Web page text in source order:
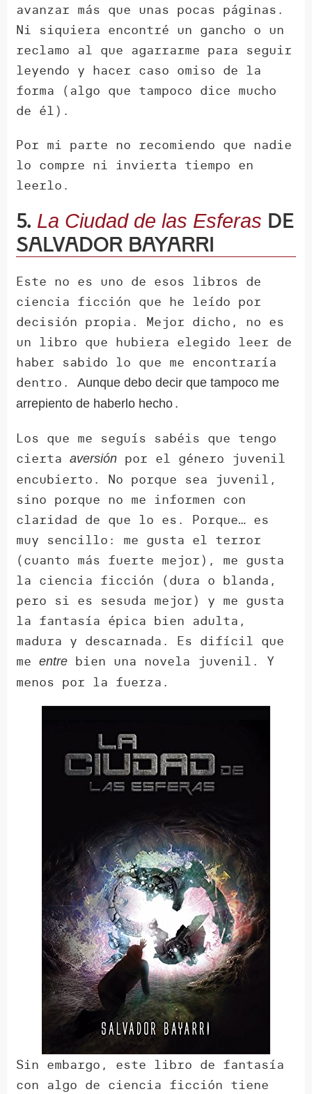
avanzar más que unas pocas páginas.
Ni siquiera encontré un gancho o un
reclamo al que agarrarme para seguir
leyendo y hacer caso omiso de la
forma (algo que tampoco dice mucho
de él).
Por mi parte no recomiendo que nadie
lo compre ni invierta tiempo en
leerlo.
5. La Ciudad de las Esferas de
Salvador Bayarri
Este no es uno de esos libros de
ciencia ficción que he leído por
decisión propia. Mejor dicho, no es
un libro que hubiera elegido leer de
haber sabido lo que me encontraría
dentro.Aunque debo decir que tampoco me
arrepiento de haberlo hecho .
Los que me seguís sabéis que tengo
ciertaaversión por el género juvenil
encubierto. No porque sea juvenil,
sino porque no me informen con
claridad de que lo es. Porque… es
muy sencillo: me gusta el terror
(cuanto más fuerte mejor), me gusta
la ciencia ficción (dura o blanda,
pero si es sesuda mejor) y me gusta
la fantasía épica bien adulta,
madura y descarnada. Es difícil que
meentre bien una novela juvenil. Y
menos por la fuerza.
Sin embargo, este libro de fantasía
con algo de ciencia ficción tiene